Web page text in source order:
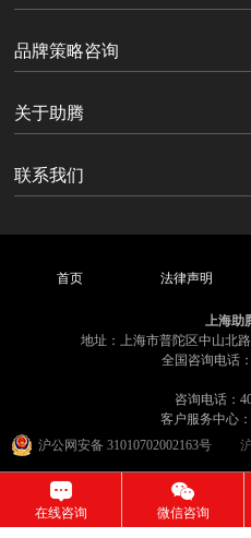
品牌策略咨询
关于助腾
联系我们
首页 法律声明
上海助
地址：上海市普陀区中山北
全国咨询电话
咨询电话：
客户服务中心
沪公网安备 31010702002163号
在线咨询 微信咨询